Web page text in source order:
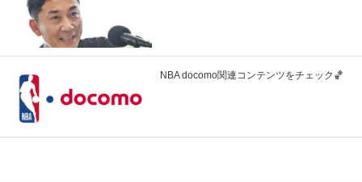
NBA docomo関連コンテンツをチェック🏀